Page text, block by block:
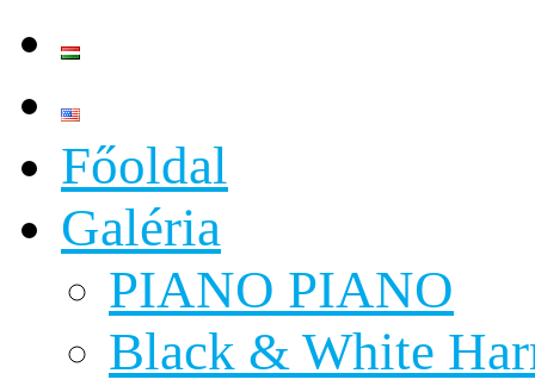
Főoldal
Galéria
PIANO PIANO
Black & White